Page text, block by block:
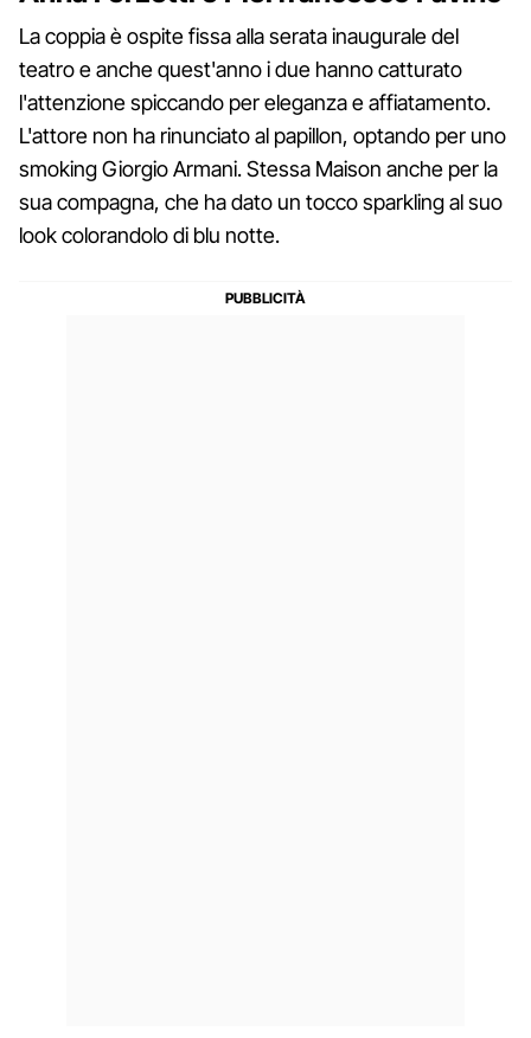
La coppia è ospite fissa alla serata inaugurale del
teatro e anche quest'anno i due hanno catturato
l'attenzione spiccando per eleganza e affiatamento.
L'attore non ha rinunciato al papillon, optando per uno
smoking Giorgio Armani. Stessa Maison anche per la
sua compagna, che ha dato un tocco sparkling al suo
look colorandolo di blu notte.